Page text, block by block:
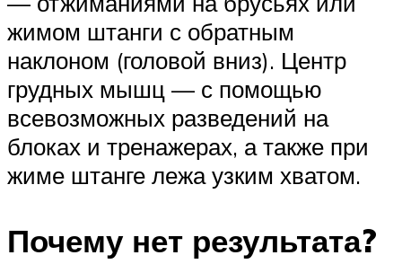
жимом штанги с обратным
наклоном (головой вниз). Центр
грудных мышц — с помощью
всевозможных разведений на
блоках и тренажерах, а также при
жиме штанге лежа узким хватом.
Почему нет результата?